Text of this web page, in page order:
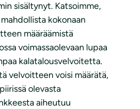
sisältynyt. Katsoimme,
kokonaan
määräämistä
voimassaolevaan lupaa
kalatalousvelvoitetta.
velvoitteen voisi määrätä,
olevasta
aiheutuu